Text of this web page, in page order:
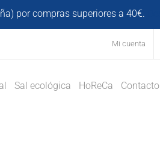
por compras superiores a 40€.
Mi cuenta
Sal ecológica HoReCa Contacto